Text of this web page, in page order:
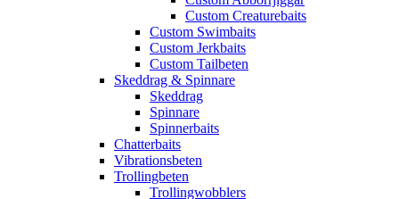
Custom Creaturebaits
Custom Swimbaits
Custom Jerkbaits
Custom Tailbeten
Skeddrag & Spinnare
Skeddrag
Spinnare
Spinnerbaits
Chatterbaits
Vibrationsbeten
Trollingbeten
Trollingwobblers